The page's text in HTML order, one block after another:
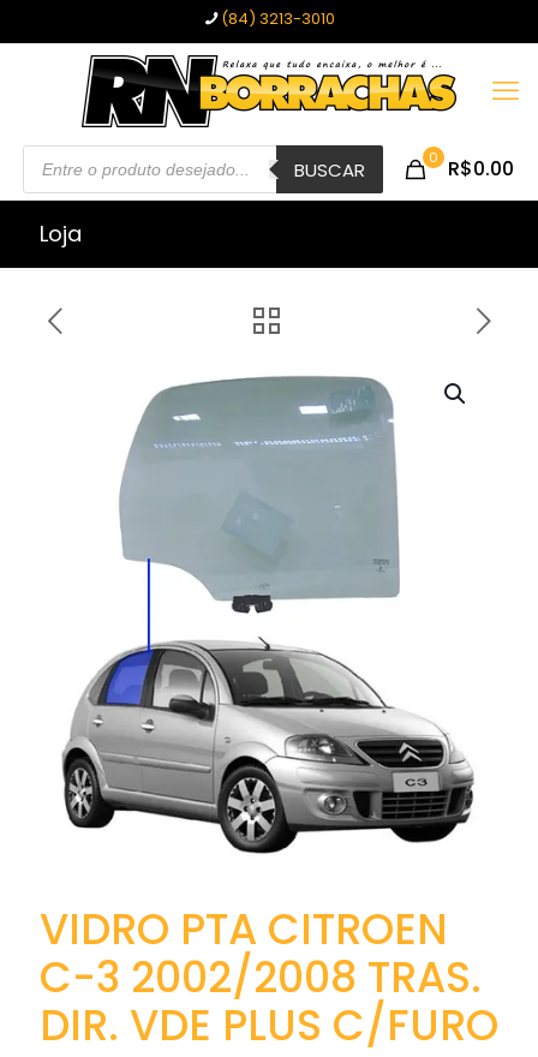
(84) 3213-3010
Pesquisar
produtos BUSCAR 0 R$0.00
Loja
VIDRO PTA CITROEN
C-3 2002/2008 TRAS.
DIR. VDE PLUS C/FURO